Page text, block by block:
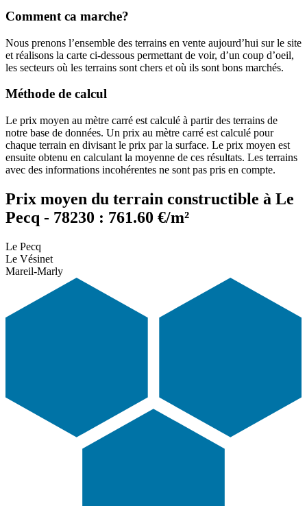
Comment ca marche?
Nous prenons l’ensemble des terrains en vente aujourd’hui sur le site
et réalisons la carte ci-dessous permettant de voir, d’un coup d’oeil,
les secteurs où les terrains sont chers et où ils sont bons marchés.
Méthode de calcul
Le prix moyen au mètre carré est calculé à partir des terrains de
notre base de données. Un prix au mètre carré est calculé pour
chaque terrain en divisant le prix par la surface. Le prix moyen est
ensuite obtenu en calculant la moyenne de ces résultats. Les terrains
avec des informations incohérentes ne sont pas pris en compte.
Prix moyen du terrain constructible à Le
Pecq - 78230 : 761.60 €/m²
Le Pecq
Le Vésinet
Mareil-Marly